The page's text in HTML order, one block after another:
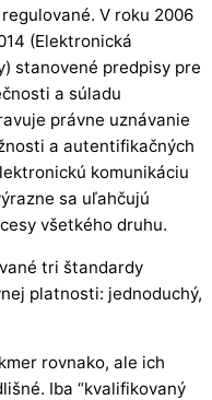
V roku 2006
(Elektronická
stanovené predpisy pre
a súladu
právne uznávanie
a autentifikačných
komunikáciu
sa uľahčujú
všetkého druhu.
tri štandardy
platnosti: jednoduchý,
rovnako, ale ich
Iba “kvalifikovaný